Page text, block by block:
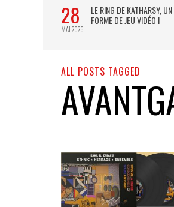
28
MAI 2026
LE RING DE KATHARSY,
FORME DE JEU VIDÉO !
ALL POSTS TAGGED